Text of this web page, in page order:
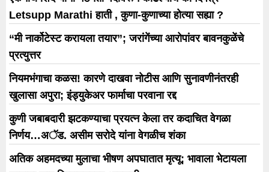
Letsupp Marathi हाती , कुणा-कुणाच्या होत्या सह्या ?
“मी नार्कोटेस्ट करायला तयार”; जरांगेंच्या आरोपांवर बावनकुळेंचे
प्रत्युत्तर
नियमभंगाचा कळस! कारणे दाखवा नोटीस आणि सुनावणीनंतरही
खुलासा अपुरा; इंड्युकेअर फार्माचा परवाना रद्द
कुणी जबाबदारी झटकण्याचा प्रयत्न केला तर कदाचित वेगळा
निर्णय…अॅड. असीम सरोदे यांना वेगळीच शंका
अतिक अहमदच्या मुलाचा भीषण अपघातात मृत्यू; भावाला भेटायला